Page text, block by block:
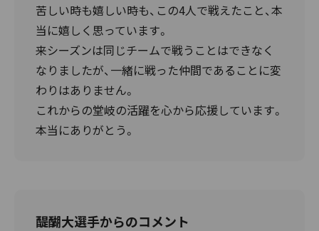
苦しい時も嬉しい時も、この4人で戦えたこと、本
当に嬉しく思っています。
来シーズンは同じチームで戦うことはできなく
なりましたが、一緒に戦った仲間であることに変
わりはありません。
これからの堂岐の活躍を心から応援しています。
本当にありがとう。
醍醐大選手からのコメント